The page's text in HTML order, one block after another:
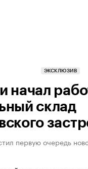
ЭКСКЛЮЗИВ
начал
склад
первую очередь